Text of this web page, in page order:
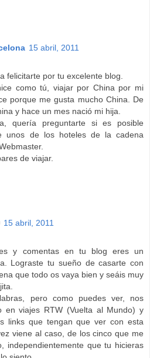
15 abril, 2011
felicitarte por tu excelente blog.
como tú, viajar por China por mi
porque me gusta mucho China. De
y hace un mes nació mi hija.
quería preguntarte si es posible
unos de los hoteles de la cadena
de viajar.
15 abril, 2011
y comentas en tu blog eres un
Lograste tu sueño de casarte con
que todo os vaya bien y seáis muy
pero como puedes ver, nos
en viajes RTW (Vuelta al Mundo) y
links que tengan que ver con esta
viene al caso, de los cinco que me
independientemente que tu hicieras